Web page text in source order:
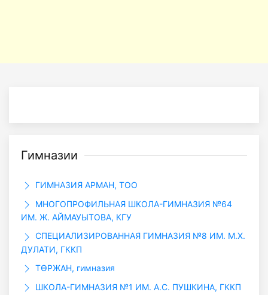
Гимназии
ГИМНАЗИЯ АРМАН, ТОО
МНОГОПРОФИЛЬНАЯ ШКОЛА-ГИМНАЗИЯ №64
ИМ. Ж. АЙМАУЫТОВА, КГУ
СПЕЦИАЛИЗИРОВАННАЯ ГИМНАЗИЯ №8 ИМ. М.Х.
ДУЛАТИ, ГККП
ТӨРЖАН, гимназия
ШКОЛА-ГИМНАЗИЯ №1 ИМ. А.С. ПУШКИНА, ГККП